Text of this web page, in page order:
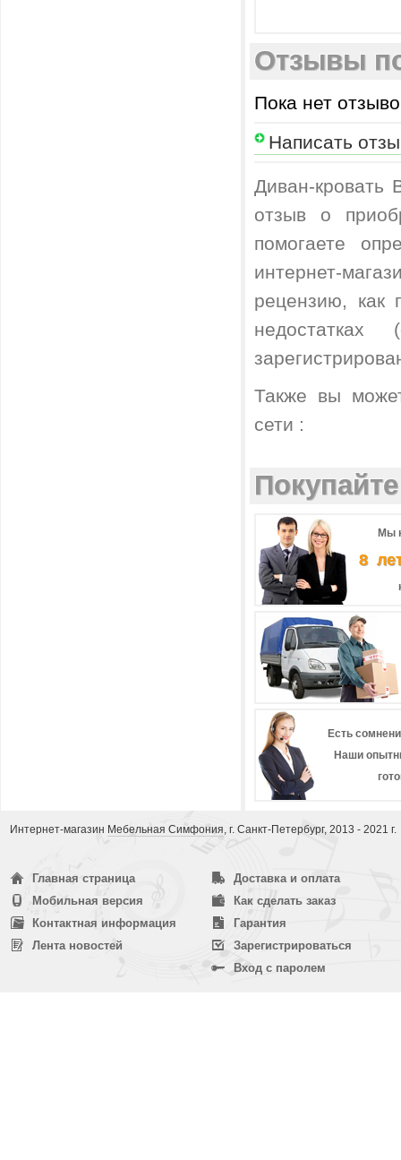
Отзывы
Пока нет
Написать
Диван-кровать
отзыв о
помогаете
интернет-
рецензию, как
Также вы
сети :
Мы
8
Есть
Наши
Интернет-магазин Мебельная Симфония, г. Санкт-Петербург, 2013 - 2021 г.
Главная страница
Мобильная версия
Контактная информация
Лента новостей
Доставка и оплата
Как сделать заказ
Гарантия
Зарегистрироваться
Вход с паролем